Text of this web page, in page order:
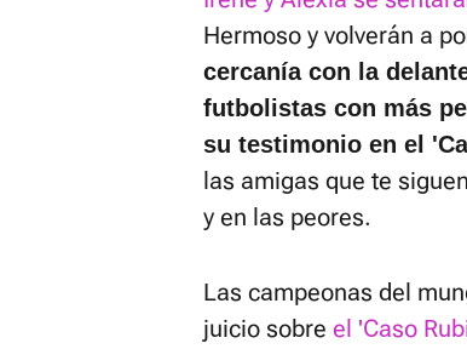
Hermoso y volverán a
cercanía con la
futbolistas con más
su testimonio en el
las amigas que te
y en las peores.
Las campeonas del
juicio sobre el 'Caso